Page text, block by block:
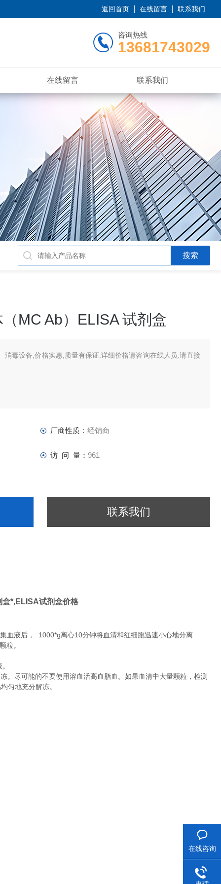
返回首页 在线留言 联系我们
咨询热线
13681743029
在线留言 联系我们
MC Ab）ELISA 试剂盒
消毒设备,价格实惠,质量有保证.详细价格请咨询在线人员.请直接
厂商性质： 经销商
访 问 量： 961
联系我们
盒*,ELISA试剂盒价格
液后， 1000*g离心10分钟将血清和红细胞迅速小心地分离
粒。
可能的不要使用溶血活高血脂血。如果血清中大量颗粒，检测
匀地充分解冻。
在线咨询